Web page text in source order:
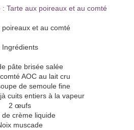
poireaux et au comté
Ingrédients
pâte brisée salée
AOC au lait cru
de semoule fine
cuits entiers à la vapeur
2 œufs
de crème liquide
muscade